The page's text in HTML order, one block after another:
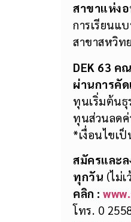
สาขาแห่ง
การเรียนแ
สาขาสหวิท
DEK 63 ค
ผ่านการคั
ทุนเริ่มต้นธุ
ทุนส่วนลดค่
*เงื่อนไขเ
สมัครและ
ทุกวัน (ไม่
คลิก :
โทร. 0